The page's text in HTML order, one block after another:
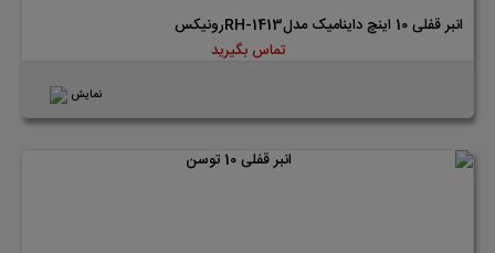
انبر قفلی 10 اینچ داینامیک مدلRH-1413رونیکس
تماس بگیرید
نمایش